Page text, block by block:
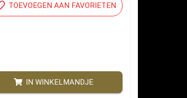
IN WINKELMANDJE
TOEVOEGEN AAN FAVORIETEN